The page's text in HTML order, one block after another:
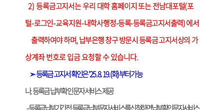
2)등록금고지서는 우리 대학 홈페이지 또는 전남대포털(포
털-로그인-교육지원-내학사행정-등록-등록금고지서출력)에서
출력하여야 하며,납부은행 창구 방문시 등록금 고지서상의 가
상계좌 번호로 입금 요청할 수 있습니다.
➣등록금 고지서 확인은'25. 8. 19.(화)부터 가능
나.등록금 납부확인 문자서비스 제공